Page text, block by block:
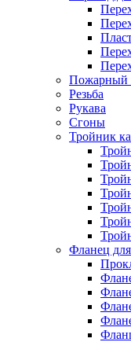
Пожарный
Резьба
Рукава
Сгоны
Тройник
Фланец